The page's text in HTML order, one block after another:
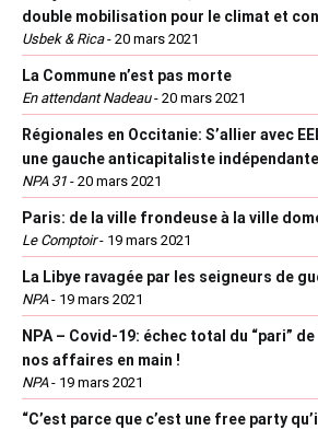
double mobilisation pour le climat et
Usbek & Rica- 20 mars 2021
La Commune n’est pas morte
En attendant Nadeau- 20 mars 2021
Régionales en Occitanie: S’allier avec
une gauche anticapitaliste
NPA 31 - 20 mars 2021
Paris: de la ville frondeuse à la ville
Le Comptoir- 19 mars 2021
La Libye ravagée par les seigneurs de
NPA- 19 mars 2021
NPA – Covid-19: échec total du “pari”
nos affaires en main !
NPA- 19 mars 2021
“C’est parce que c’est une free party